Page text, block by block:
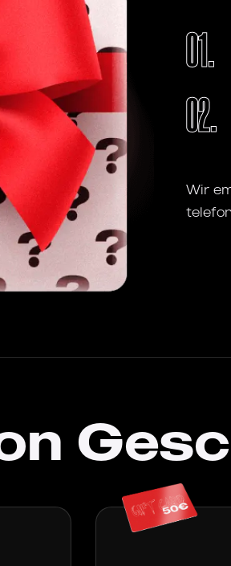
01.
02.
Wir